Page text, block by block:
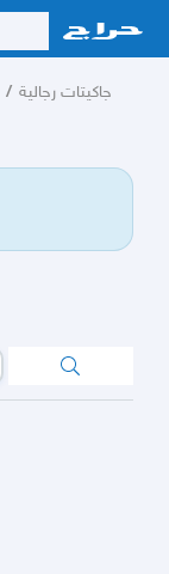
/ جاكيتات رجالية